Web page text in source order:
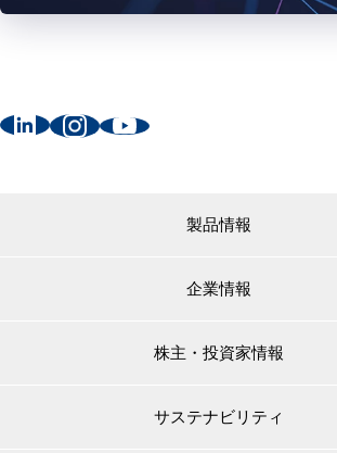
製品情報
小型船舶・漁船用塗料・漁網用防汚剤
企業情報
株主・投資家情報
株主・投資家情報 トップサステナビリティ